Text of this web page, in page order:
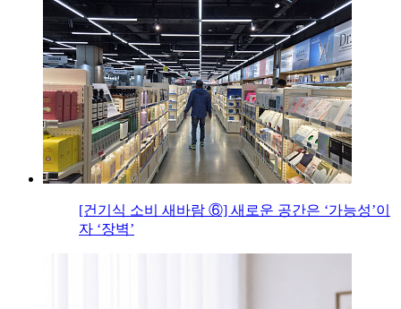
[건기식 소비 새바람 ⑥] 새로운 공간은 ‘가능성’이
자 ‘장벽’